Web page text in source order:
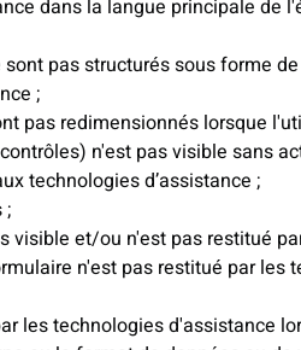
dans la langue principale de
pas structurés sous forme
;
pas redimensionnés lorsque
n'est pas visible sans
technologies d’assistance ;
;
et/ou n'est pas restitué
n'est pas restitué par
les technologies d'assistance